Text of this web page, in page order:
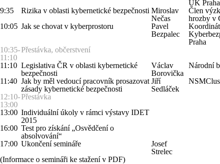
UK Praha
9:35
Rizika v oblasti kybernetické bezpečnosti Miroslav
Nečas
Člen
hrozby v
10:05 Jak se chovat v kyberprostoru
Pavel
Bezpalec
Praha
10:35-
11:10
Přestávka, občerstvení
11:10 Legislativa ČR v oblasti kybernetické
bezpečnosti
Václav
Borovička
Národní
11:40 Jak by měl vedoucí pracovník prosazovat
zásady kybernetické bezpečnosti
Jiří
Sedláček
12:10-
13:00
Přestávka
13:00 Individuální úkoly v rámci výstavy IDET
2015
16:00 Test pro získání „Osvědčení o
absolvování“
17:00 Ukončení semináře
Josef
Strelec
(Informace o semináři ke stažení v PDF)